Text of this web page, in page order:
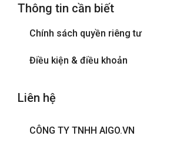
Thông tin cần biết
Chính sách quyền riêng tư
Điều kiện & điều khoản
Liên hệ
CÔNG TY TNHH AIGO.VN